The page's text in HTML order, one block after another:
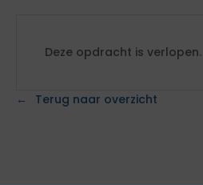
Deze opdracht is verlopen.
Terug naar overzicht